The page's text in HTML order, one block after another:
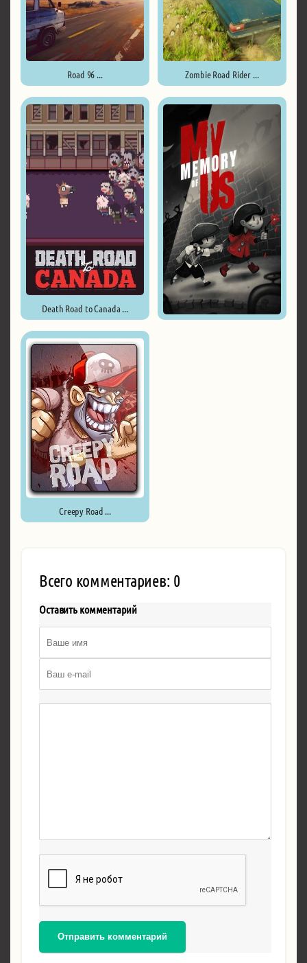
Road 96 ... Zombie Road Rider ...
Death Road to Canada ...
Creepy Road ...
Всего комментариев: 0
Оставить комментарий
Отправить комментарий